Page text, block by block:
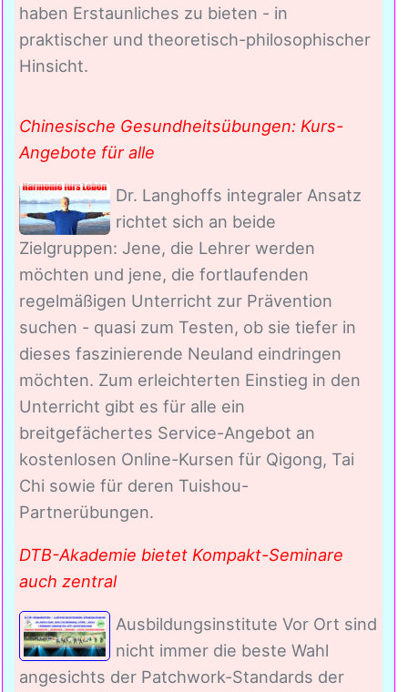
haben Erstaunliches zu bieten - in
praktischer und theoretisch-philosophischer
Hinsicht.
Chinesische Gesundheitsübungen: Kurs-
Angebote für alle
Dr. Langhoffs integraler Ansatz
richtet sich an beide
Zielgruppen: Jene, die Lehrer werden
möchten und jene, die fortlaufenden
regelmäßigen Unterricht zur Prävention
suchen - quasi zum Testen, ob sie tiefer in
dieses faszinierende Neuland eindringen
möchten. Zum erleichterten Einstieg in den
Unterricht gibt es für alle ein
breitgefächertes Service-Angebot an
kostenlosen Online-Kursen für Qigong, Tai
Chi sowie für deren Tuishou-
Partnerübungen.
DTB-Akademie bietet Kompakt-Seminare
auch zentral
Ausbildungsinstitute Vor Ort sind
nicht immer die beste Wahl
angesichts der Patchwork-Standards der